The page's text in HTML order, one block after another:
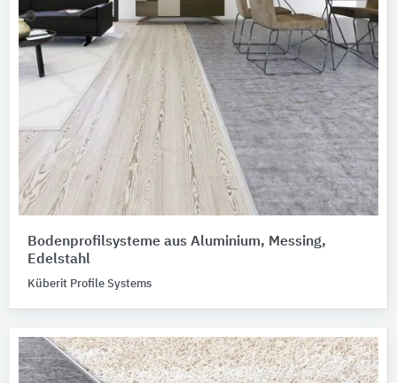
Bodenprofilsysteme aus Aluminium, Messing,
Edelstahl
Küberit Profile Systems